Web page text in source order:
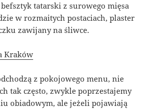
tatarski z surowego mięsa
w rozmaitych postaciach, plaster
zawijany na śliwce.
Kraków
z pokojowego menu, nie
tak często, zwykle poprzestajemy
obiadowym, ale jeżeli pojawiają